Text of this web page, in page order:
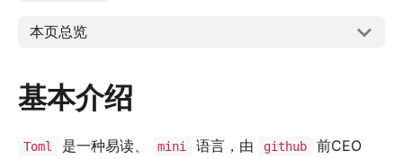
本页总览
基本介绍
Toml 是一种易读、 mini 语言，由 github 前CEO